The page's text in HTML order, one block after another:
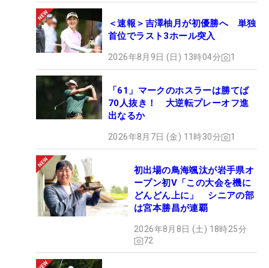
＜速報＞吉澤柚月が初優勝へ 単独
首位でラスト3ホール突入
2026年8月9日 (日) 13時04分 1
「61」マークのホスラーは勝てば
70人抜き！ 大逆転プレーオフ進
出なるか
2026年8月7日 (金) 11時30分 1
初出場の鳥海颯汰が岩手県オ
ープン初V「この大会を機に
どんどん上に」 シニアの部
は宮本勝昌が連覇
2026年8月8日 (土) 18時25分
72